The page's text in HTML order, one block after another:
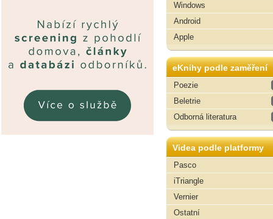
Windows
Android
Apple
eKnihy podle zaměření
Poezie
Beletrie
Odborná literatura
Videa podle platformy
Pasco
iTriangle
Vernier
Ostatní